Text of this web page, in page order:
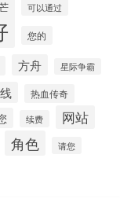
可以通过
您的
方舟 星际争霸
热血传奇
续费 网站
角色 请您